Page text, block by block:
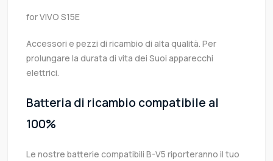
for VIVO S15E
Accessori e pezzi di ricambio di alta qualità. Per
prolungare la durata di vita dei Suoi apparecchi
elettrici.
Batteria di ricambio compatibile al
100%
Le nostre batterie compatibili B-V5 riporteranno il tuo